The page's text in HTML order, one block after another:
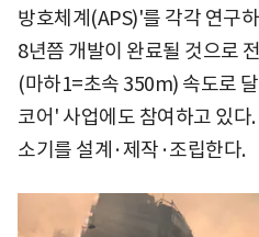
방호체계(APS)'를 각각 연구
8년쯤 개발이 완료될 것으로
(마하1=초속 350m) 속도로
코어' 사업에도 참여하고 있다
소기를 설계·제작·조립한다.